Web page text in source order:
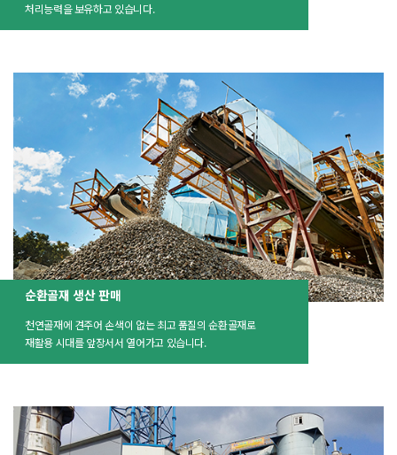
처리능력을 보유하고 있습니다.
순환골재 생산 판매
천연골재에 견주어 손색이 없는 최고 품질의 순환골재로
재활용 시대를 앞장서서 열어가고 있습니다.